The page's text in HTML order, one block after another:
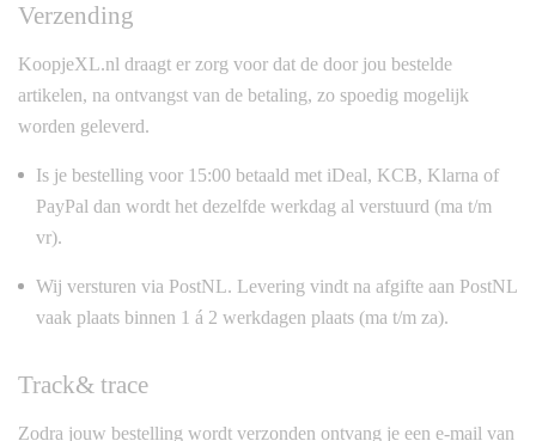
Verzending
KoopjeXL.nl draagt er zorg voor dat de door jou bestelde
artikelen, na ontvangst van de betaling, zo spoedig mogelijk
worden geleverd.
Is je bestelling voor 15:00 betaald met iDeal, KCB, Klarna of
PayPal dan wordt het dezelfde werkdag al verstuurd (ma t/m
vr).
Wij versturen via PostNL. Levering vindt na afgifte aan PostNL
vaak plaats binnen 1 á 2 werkdagen plaats (ma t/m za).
Track& trace
Zodra jouw bestelling wordt verzonden ontvang je een e-mail van